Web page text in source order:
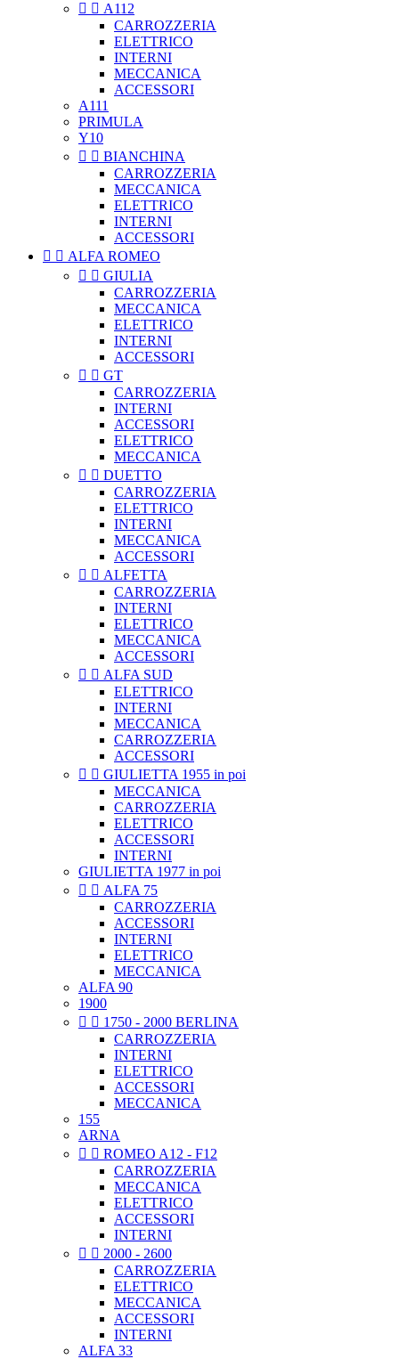
  A112
CARROZZERIA
ELETTRICO
INTERNI
MECCANICA
ACCESSORI
A111
PRIMULA
Y10
  BIANCHINA
CARROZZERIA
MECCANICA
ELETTRICO
INTERNI
ACCESSORI
  ALFA ROMEO
  GIULIA
CARROZZERIA
MECCANICA
ELETTRICO
INTERNI
ACCESSORI
  GT
CARROZZERIA
INTERNI
ACCESSORI
ELETTRICO
MECCANICA
  DUETTO
CARROZZERIA
ELETTRICO
INTERNI
MECCANICA
ACCESSORI
  ALFETTA
CARROZZERIA
INTERNI
ELETTRICO
MECCANICA
ACCESSORI
  ALFA SUD
ELETTRICO
INTERNI
MECCANICA
CARROZZERIA
ACCESSORI
  GIULIETTA 1955 in poi
MECCANICA
CARROZZERIA
ELETTRICO
ACCESSORI
INTERNI
GIULIETTA 1977 in poi
  ALFA 75
CARROZZERIA
ACCESSORI
INTERNI
ELETTRICO
MECCANICA
ALFA 90
1900
  1750 - 2000 BERLINA
CARROZZERIA
INTERNI
ELETTRICO
ACCESSORI
MECCANICA
155
ARNA
  ROMEO A12 - F12
CARROZZERIA
MECCANICA
ELETTRICO
ACCESSORI
INTERNI
  2000 - 2600
CARROZZERIA
ELETTRICO
MECCANICA
ACCESSORI
INTERNI
ALFA 33